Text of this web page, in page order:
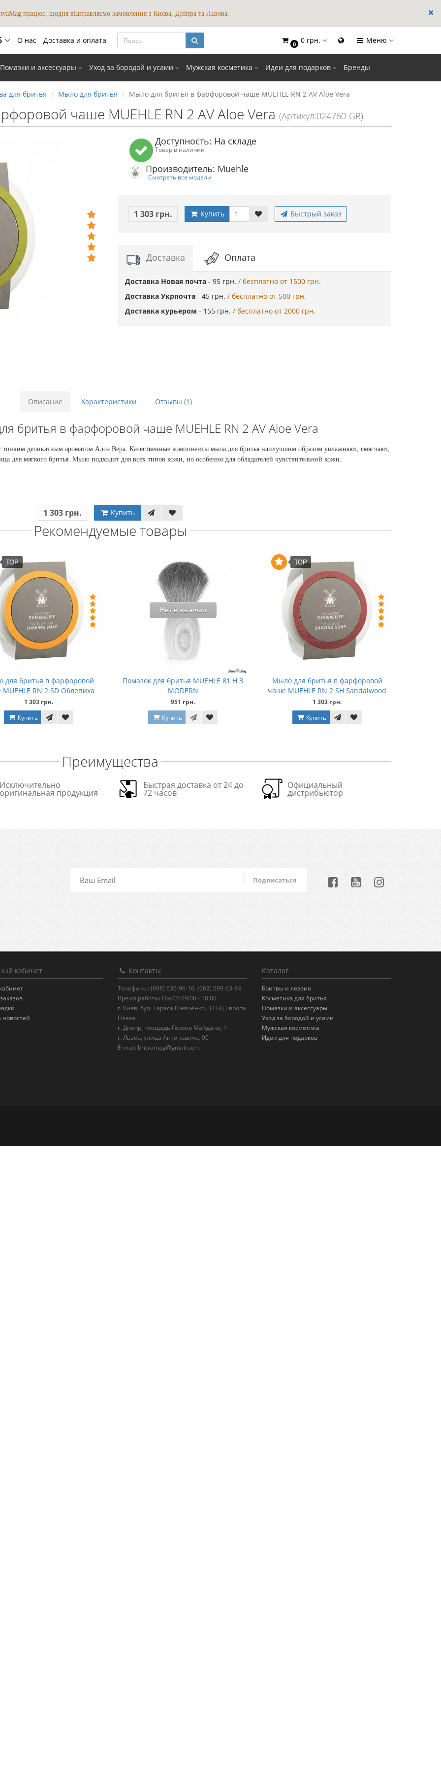
працює, щодня відправляємо замовлення з Києва, Дніпра та Львова.
О нас Доставка и оплата 0 0 грн. Меню
Помазки и аксессуары Уход за бородой и усами Мужская косметика Идеи для подарков Бренды
для бритья Мыло для бритья Мыло для бритья в фарфоровой чаше MUEHLE RN 2 AV Aloe Vera
закрыть
чаше MUEHLE RN 2 AV Aloe Vera (Артикул:024760-GR)
Доступность: На складе
Товар в наличии
Производитель: Muehle
Смотреть все модели
1 303 грн. Купить Быстрый заказ
Доставка Оплата
Доставка Новая почта - 95 грн. / бесплатно от 1500 грн.
Доставка Укрпочта - 45 грн. / бесплатно от 500 грн.
Доставка курьером - 155 грн. / бесплатно от 2000 грн.
Описание Характеристики Отзывы (1)
бритья в фарфоровой чаше MUEHLE RN 2 AV Aloe Vera
деликатным ароматом Алоэ Вера. Качественные компоненты мыла для бритья наилучшим образом увлажняют, смягчают,
для мягкого бритья. Мыло подходит для всех типов кожи, но особенно для обладателей чувствительной кожи.
1 303 грн. Купить
Рекомендуемые товары
TOP
для бритья в фарфоровой
RN 2 SD Облепиха
1 303 грн.
Купить
Нет в наличии
Помазок для бритья MUEHLE 81 H 3
MODERN
951 грн.
Купить
TOP
Мыло для бритья в фарфоровой
чаше MUEHLE RN 2 SH Sandalwood
1 303 грн.
Купить
Преимущества
продукция
Быстрая доставка от 24 до
72 часов
Официальный
дистрибьютор
Подписаться
кабинет
новостей
Контакты
Телефоны: (098) 636-96-16, (063) 699-63-84
Время работы: Пн-Сб 09:00 - 18:00
г. Киев, бул. Тараса Шевченко, 33 БЦ Европа
Плаза
г. Днепр, площадь Героев Майдана, 1
г. Львов, улица Антоновича, 90
E-mail: britvamag@gmail.com
Каталог
Бритвы и лезвия
Косметика для бритья
Помазки и аксессуары
Уход за бородой и усами
Мужская косметика
Идеи для подарков